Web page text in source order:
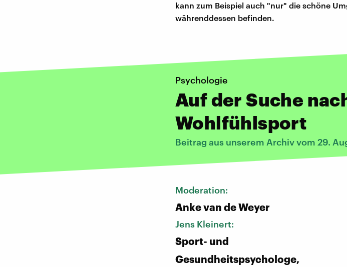
kann zum Beispiel auch "nur" die schöne
währenddessen befinden.
Psychologie
Auf der Suche
Wohlfühlsport
Beitrag aus unserem Archiv vom 29.
Moderation:
Anke van de Weyer
Jens Kleinert:
Sport- und
Gesundheitspsychologe,